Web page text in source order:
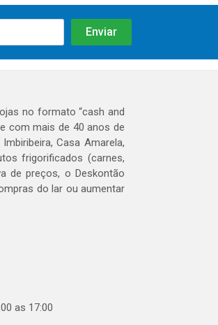
no formato “cash and
com mais de 40 anos de
Casa Amarela,
frigorificados (carnes,
de preços, o Deskontão
do lar ou aumentar
as 17:00